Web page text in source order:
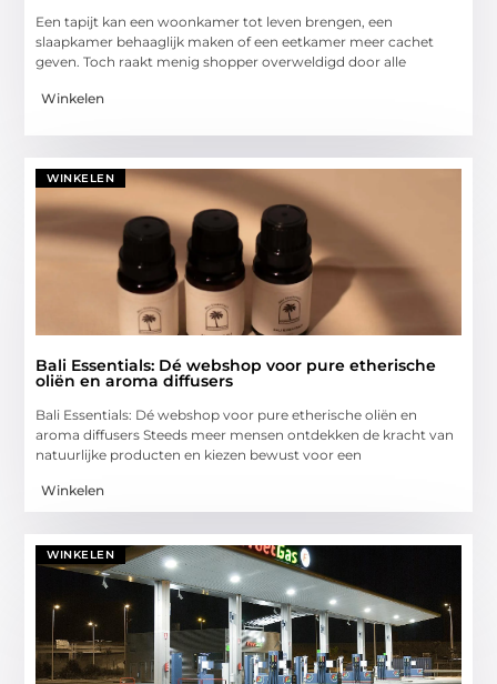
Een tapijt kan een woonkamer tot leven brengen, een
slaapkamer behaaglijk maken of een eetkamer meer cachet
geven. Toch raakt menig shopper overweldigd door alle
Winkelen
WINKELEN
Bali Essentials: Dé webshop voor pure etherische
oliën en aroma diffusers
Bali Essentials: Dé webshop voor pure etherische oliën en
aroma diffusers Steeds meer mensen ontdekken de kracht van
natuurlijke producten en kiezen bewust voor een
Winkelen
WINKELEN